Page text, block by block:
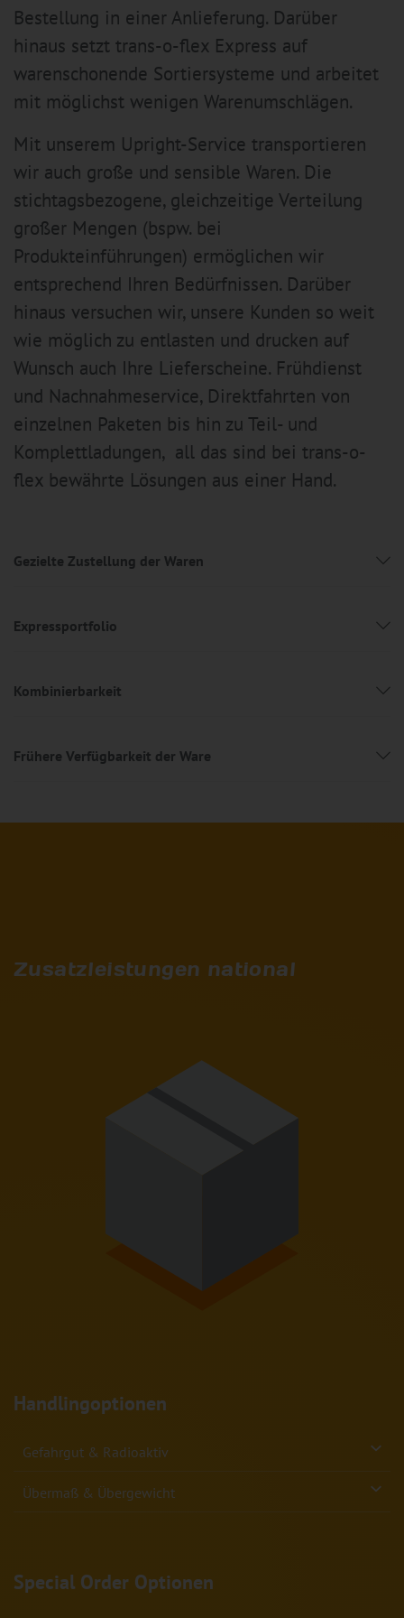
Bestellung in einer Anlieferung. Darüber
hinaus setzt trans-o-flex Express auf
warenschonende Sortiersysteme und arbeitet
mit möglichst wenigen Warenumschlägen.
Mit unserem Upright-Service transportieren
wir auch große und sensible Waren. Die
stichtagsbezogene, gleichzeitige Verteilung
großer Mengen (bspw. bei
Produkteinführungen) ermöglichen wir
entsprechend Ihren Bedürfnissen. Darüber
hinaus versuchen wir, unsere Kunden so weit
wie möglich zu entlasten und drucken auf
Wunsch auch Ihre Lieferscheine. Frühdienst
und Nachnahmeservice, Direktfahrten von
einzelnen Paketen bis hin zu Teil- und
Komplettladungen, all das sind bei trans-o-
flex bewährte Lösungen aus einer Hand.
Gezielte Zustellung der Waren
Expressportfolio
Kombinierbarkeit
Frühere Verfügbarkeit der Ware
Zusatzleistungen national
Handlingoptionen
Gefahrgut & Radioaktiv
Übermaß & Übergewicht
Special Order Optionen